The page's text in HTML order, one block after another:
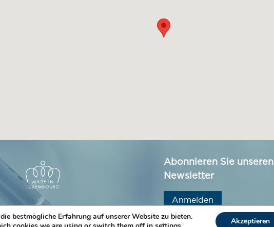
Abonnieren Sie unseren
Newsletter
Anmelden
bestmögliche Erfahrung auf unserer Website zu bieten.
Akzeptieren